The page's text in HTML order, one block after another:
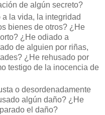
de algún secreto?
la vida, la integridad
bienes de otros? ¿He
¿He odiado a
de alguien por riñas,
¿He rehusado por
testigo de la inocencia de
o desordenadamente
algún daño? ¿He
el daño?